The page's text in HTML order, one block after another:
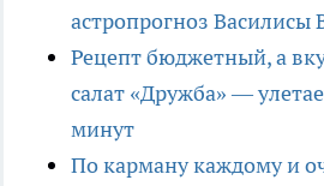
астропрогноз Василисы
Рецепт бюджетный, а
салат «Дружба» —
минут
По карману каждому и